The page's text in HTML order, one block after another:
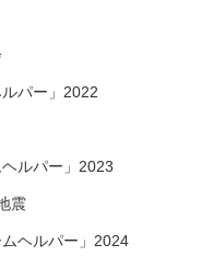
パー」2022
ルパー」2023
震
ヘルパー」2024